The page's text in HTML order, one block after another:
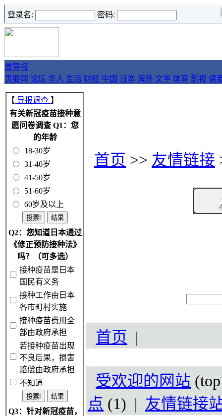
登录名: 密码:
首
页
导报
要闻 论坛 华人 生活 财经 中国 日本 海外 文学 体育 影视 读
【 导报调查 】
有关新冠疫苗接种意
愿问卷调查 Q1：您
的年龄
18-30岁
31-40岁
41-50岁
51-60岁
60岁及以上
Q2：您知道日本通过
《修正预防接种法》
吗？（可多选）
接种疫苗是日本
国民有义务
接种工作由日本
各市町村实施
接种疫苗费用全
部由政府承担
若接种疫苗出现
不良后果，损害
赔偿由政府承担
不知道
Q3：针对新冠疫苗，
首页 >> 友情链接
首页 |
受欢迎的网站
点 (1) | 友情链接